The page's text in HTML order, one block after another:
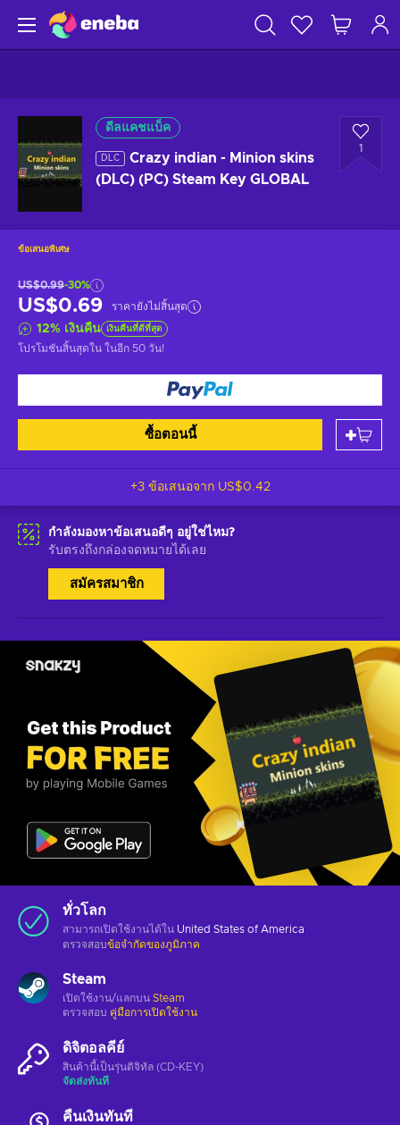
ดีลแคชแบ็ค
DLC
Crazy indian - Minion skins
(DLC) (PC) Steam Key GLOBAL
1
ข้อเสนอพิเศษ
US$0.99-30%
US$0.69 ราคายังไม่สิ้นสุด
12% เงินคืน เงินคืนที่ดีที่สุด
โปรโมชันสิ้นสุดใน ในอีก 50 วัน!
ซื้อตอนนี้
+3 ข้อเสนอจาก US$0.42
กำลังมองหาข้อเสนอดีๆ อยู่ใช่ไหม?
รับตรงถึงกล่องจดหมายได้เลย
สมัครสมาชิก
ทั่วโลก
สามารถเปิดใช้งานได้ใน United States of America
ตรวจสอบข้อจำกัดของภูมิภาค
Steam
เปิดใช้งาน/แลกบน Steam
ตรวจสอบ คู่มือการเปิดใช้งาน
ดิจิตอลคีย์
สินค้านี้เป็นรุ่นดิจิทัล (CD-KEY)
จัดส่งทันที
คืนเงินทันที